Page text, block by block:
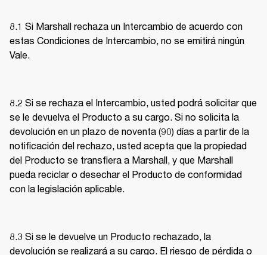
8.1 Si Marshall rechaza un Intercambio de acuerdo con
estas Condiciones de Intercambio, no se emitirá ningún
Vale.
8.2 Si se rechaza el Intercambio, usted podrá solicitar que
se le devuelva el Producto a su cargo. Si no solicita la
devolución en un plazo de noventa (90) días a partir de la
notificación del rechazo, usted acepta que la propiedad
del Producto se transfiera a Marshall, y que Marshall
pueda reciclar o desechar el Producto de conformidad
con la legislación aplicable.
8.3 Si se le devuelve un Producto rechazado, la
devolución se realizará a su cargo. El riesgo de pérdida o